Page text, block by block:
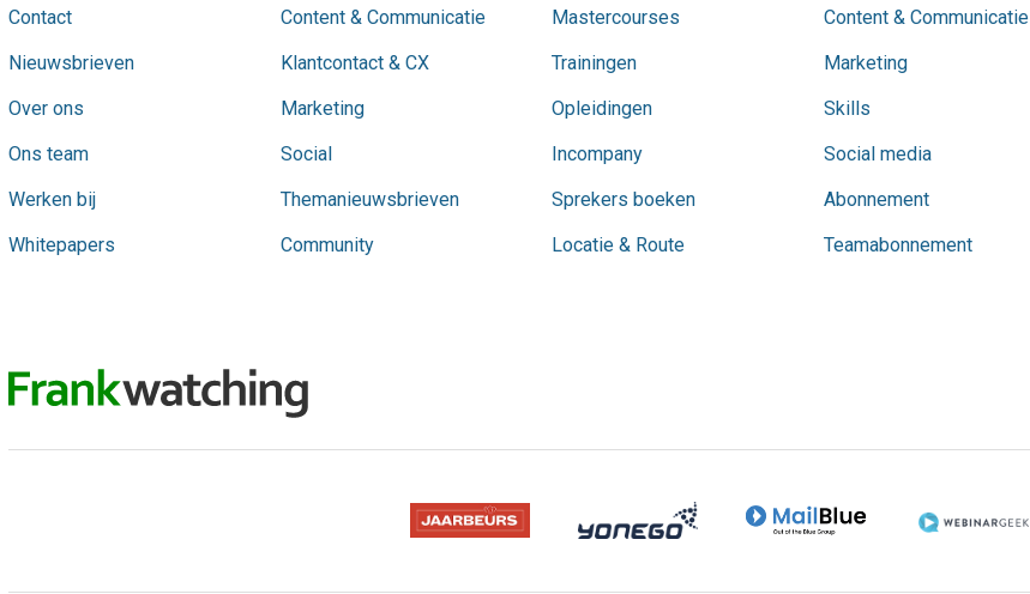
Contact
Nieuwsbrieven
Over ons
Ons team
Werken bij
Whitepapers
Content & Communicatie
Klantcontact & CX
Marketing
Social
Themanieuwsbrieven
Community
Mastercourses
Trainingen
Opleidingen
Incompany
Sprekers boeken
Locatie & Route
Content & Communicatie
Marketing
Skills
Social media
Abonnement
Teamabonnement